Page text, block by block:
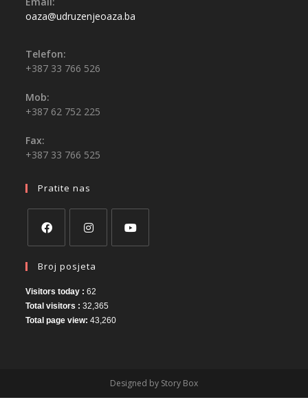
oaza@udruzenjeoaza.ba
Telefon:
+387 33 766 526
Mob:
+387 62 752 225
Fax:
+387 33 766 525
Pratite nas
Broj posjeta
Visitors today :62
Total visitors :32,365
Total page view:43,260
Designed by Story Box